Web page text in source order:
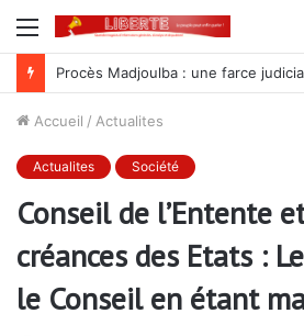
Menu
Accueil / Actualites
Actualites Société
Conseil de l’Entente
créances des Etats :
le Conseil en étant